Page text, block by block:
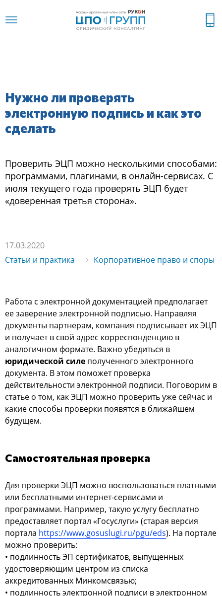
Нужно ли проверять
электронную подпись и как это
сделать
Проверить ЭЦП можно несколькими способами:
программами, плагинами, в онлайн-сервисах. С
июля текущего года проверять ЭЦП будет
«доверенная третья сторона».
17.03.2020
Статьи и практика
Корпоративное право и споры
Работа с электронной документацией предполагает
ее заверение электронной подписью. Направляя
документы партнерам, компания подписывает их ЭЦП
и получает в свой адрес корреспонденцию в
аналогичном формате. Важно убедиться в
юридической силе полученного электронного
документа. В этом поможет проверка
действительности электронной подписи. Поговорим в
статье о том, как ЭЦП можно проверить уже сейчас и
какие способы проверки появятся в ближайшем
будущем.
Самостоятельная проверка
Для проверки ЭЦП можно воспользоваться платными
или бесплатными интернет-сервисами и
программами. Например, такую услугу бесплатно
предоставляет портал «Госуслуги» (старая версия
портала https://www.gosuslugi.ru/pgu/eds). На портале
можно проверить:
• подлинность ЭП сертификатов, выпущенных
удостоверяющим центром из списка
аккредитованных Минкомсвязью;
• подлинность электронной подписи в электронном